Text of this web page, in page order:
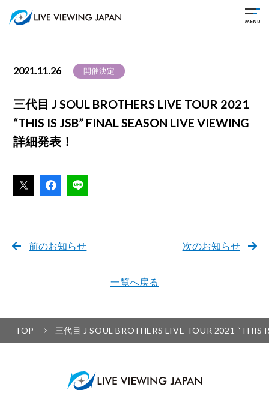
2021.11.26 開催決定
三代目 J SOUL BROTHERS LIVE TOUR 2021
“THIS IS JSB” FINAL SEASON LIVE VIEWING
詳細発表！
前のお知らせ
一覧へ戻る
次のお知らせ
TOP 三代目 J SOUL BROTHERS LIVE TOUR 2021 “THIS